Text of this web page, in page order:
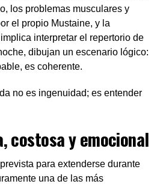
los problemas musculares y
el propio Mustaine, y la
interpretar el repertorio de
dibujan un escenario lógico:
es coherente.
no es ingenuidad; es entender
costosa y emocional
para extenderse durante
una de las más